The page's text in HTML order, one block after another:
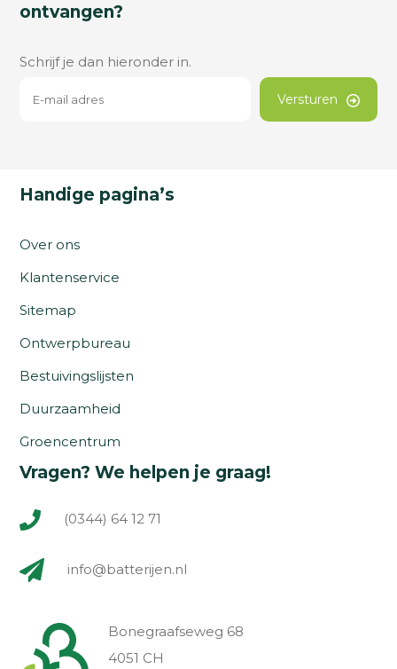
ontvangen?
Schrijf je dan hieronder in.
Versturen
Handige pagina’s
Over ons
Klantenservice
Sitemap
Ontwerpbureau
Bestuivingslijsten
Duurzaamheid
Groencentrum
Vragen? We helpen je graag!
(0344) 64 12 71
info@batterijen.nl
Bonegraafseweg 68
4051 CH